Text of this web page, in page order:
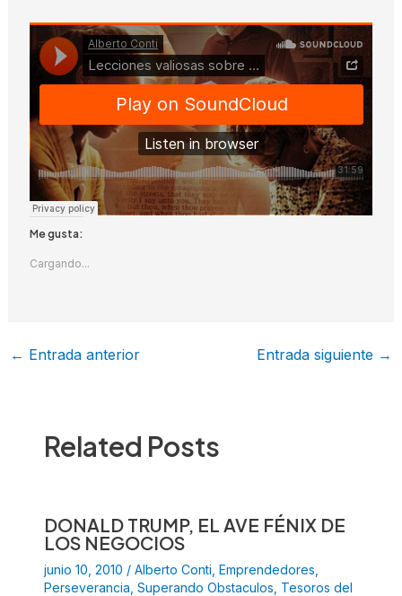
Me gusta:
Cargando...
← Entrada anterior Entrada siguiente →
Related Posts
DONALD TRUMP, EL AVE FÉNIX DE
LOS NEGOCIOS
junio 10, 2010 / Alberto Conti Emprendedores
Perseverancia Superando Obstaculos Tesoros del